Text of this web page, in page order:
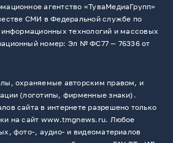
агентство «ТуваМедиаГрупп»
СМИ в Федеральной службе по
технологий и массовых
номер: Эл № ФС77 — 76336 от
охраняемые авторским правом, и
(логотипы, фирменные знаки).
сайта в интернете разрешено только
на сайт www.tmgnews.ru. Любое
фото-, аудио- и видеоматериалов